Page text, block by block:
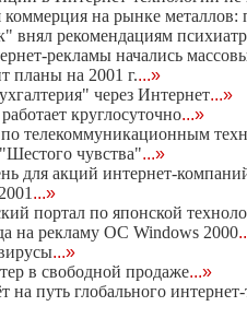
коммерция на рынке
внял рекомендациям
рекламы начались
планы на 2001 г....»
через Интернет...»
круглосуточно...»
телекоммуникационным
чувства"...»
для акций интернет-
...»
портал по японской
на рекламу ОС Windows 2000
...»
в свободной продаже...»
на путь глобального